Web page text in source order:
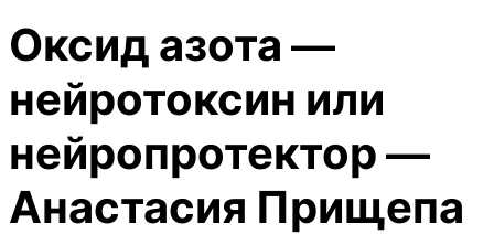
Оксид азота —
нейротоксин или
нейропротектор —
Анастасия Прищепа